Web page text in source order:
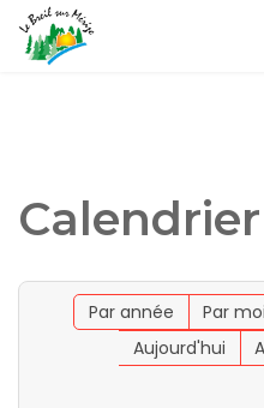
Calendrier
Par année Par
Aujourd'hui